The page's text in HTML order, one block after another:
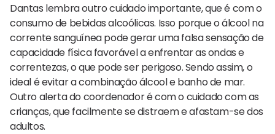
Dantas lembra outro cuidado importante, que é com o
consumo de bebidas alcoólicas. Isso porque o álcool na
corrente sanguínea pode gerar uma falsa sensação de
capacidade física favorável a enfrentar as ondas e
correntezas, o que pode ser perigoso. Sendo assim, o
ideal é evitar a combinação álcool e banho de mar.
Outro alerta do coordenador é com o cuidado com as
crianças, que facilmente se distraem e afastam-se dos
adultos.